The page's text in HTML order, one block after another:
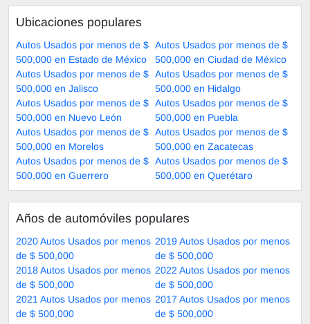
Ubicaciones populares
Autos Usados por menos de $
500,000 en Estado de México
Autos Usados por menos de $
500,000 en Ciudad de México
Autos Usados por menos de $
500,000 en Jalisco
Autos Usados por menos de $
500,000 en Hidalgo
Autos Usados por menos de $
500,000 en Nuevo León
Autos Usados por menos de $
500,000 en Puebla
Autos Usados por menos de $
500,000 en Morelos
Autos Usados por menos de $
500,000 en Zacatecas
Autos Usados por menos de $
500,000 en Guerrero
Autos Usados por menos de $
500,000 en Querétaro
Años de automóviles populares
2020 Autos Usados por menos
de $ 500,000
2019 Autos Usados por menos
de $ 500,000
2018 Autos Usados por menos
de $ 500,000
2022 Autos Usados por menos
de $ 500,000
2021 Autos Usados por menos
de $ 500,000
2017 Autos Usados por menos
de $ 500,000